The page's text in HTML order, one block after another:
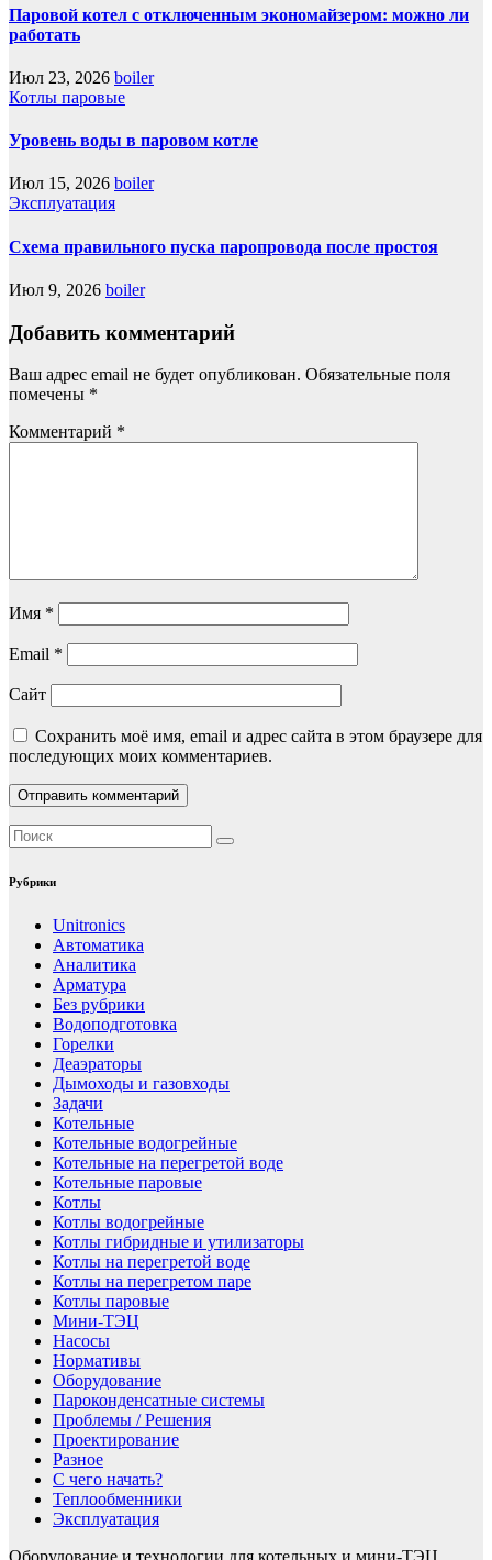
Паровой котел с отключенным экономайзером: можно ли
работать
Июл 23, 2026 boiler
Котлы паровые
Уровень воды в паровом котле
Июл 15, 2026 boiler
Эксплуатация
Схема правильного пуска паропровода после простоя
Июл 9, 2026 boiler
Добавить комментарий
Ваш адрес email не будет опубликован. Обязательные поля
помечены *
Комментарий *
Имя *
Email *
Сайт
Сохранить моё имя, email и адрес сайта в этом браузере для
последующих моих комментариев.
Рубрики
Unitronics
Автоматика
Аналитика
Арматура
Без рубрики
Водоподготовка
Горелки
Деаэраторы
Дымоходы и газовходы
Задачи
Котельные
Котельные водогрейные
Котельные на перегретой воде
Котельные паровые
Котлы
Котлы водогрейные
Котлы гибридные и утилизаторы
Котлы на перегретой воде
Котлы на перегретом паре
Котлы паровые
Мини-ТЭЦ
Насосы
Нормативы
Оборудование
Пароконденсатные системы
Проблемы / Решения
Проектирование
Разное
С чего начать?
Теплообменники
Эксплуатация